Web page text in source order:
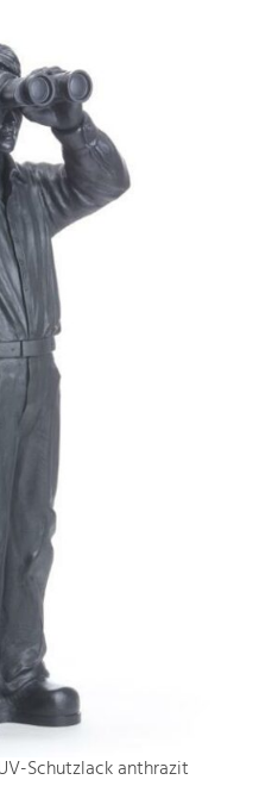
Schutzlack anthrazit